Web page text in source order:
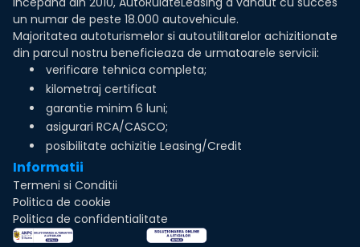
un numar de peste 18.000 autovehicule.
Majoritatea autoturismelor si autoutilitarelor achizitionate
din parcul nostru beneficieaza de urmatoarele servicii:
verificare tehnica completa;
kilometraj certificat
garantie minim 6 luni;
asigurari RCA/CASCO;
posibilitate achizitie Leasing/Credit
Informatii
Termeni si Conditii
Politica de cookie
Politica de confidentialitate